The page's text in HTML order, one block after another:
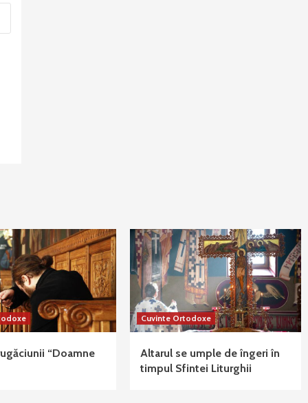
“Doamne
Cuvinte Ortodoxe
Altarul se umple de îngeri în
timpul Sfintei Liturghii